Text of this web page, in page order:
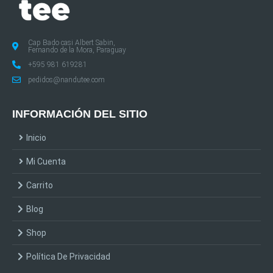
Cap Bado casi Albert Sabin,
Fernando de la Mora, Paraguay
+595 981 619281
pedidos@nandutee.com
INFORMACIÓN DEL SITIO
Inicio
Mi Cuenta
Carrito
Blog
Shop
Política De Privacidad